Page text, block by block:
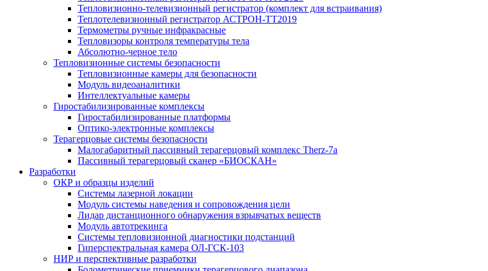
Тепловизионно-телевизионный регистратор (комплект для встраивания)
Теплотелевизионный регистратор АСТРОН-ТТ2019
Термометры ручные инфракрасные
Тепловизоры контроля температуры тела
Абсолютно-черное тело
Тепловизионные системы безопасности
Тепловизионные камеры для безопасности
Модуль видеоаналитики
Интеллектуальные камеры
Гиростабилизированные комплексы
Гиростабилизированные платформы
Оптико-электронные комплексы
Терагерцовые системы безопасности
Малогабаритный пассивный терагерцовый комплекс Therz-7a
Пассивный терагерцовый сканер «БИОСКАН»
Разработки
ОКР и образцы изделий
Системы лазерной локации
Модуль системы наведения и сопровождения цели
Лидар дистанционного обнаружения взрывчатых веществ
Модуль автотрекинга
Cистемы тепловизионной диагностики подстанций
Гиперспектральная камера ОЛ-ГСК-103
НИР и перспективные разработки